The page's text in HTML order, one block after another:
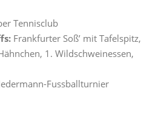
Tennisclub
Frankfurter Soß’ mit Tafelspitz,
1. Wildschweinessen,
Fussballturnier